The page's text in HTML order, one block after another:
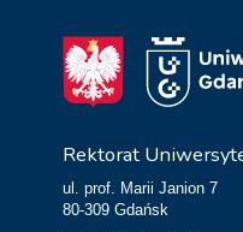
Rektorat
ul. prof. Marii Janion 7
80-309 Gdańsk